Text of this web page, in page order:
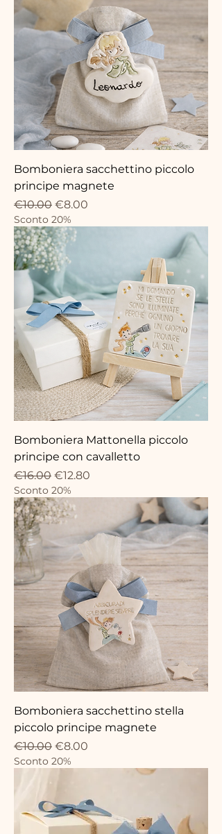
Bomboniera sacchettino piccolo
principe magnete
Regular Price
€10.00 Sale Price
€8.00
Sconto 20%
Bomboniera Mattonella piccolo
principe con cavalletto
Regular Price
€16.00 Sale Price
€12.80
Sconto 20%
Bomboniera sacchettino stella
piccolo principe magnete
Regular Price
€10.00 Sale Price
€8.00
Sconto 20%